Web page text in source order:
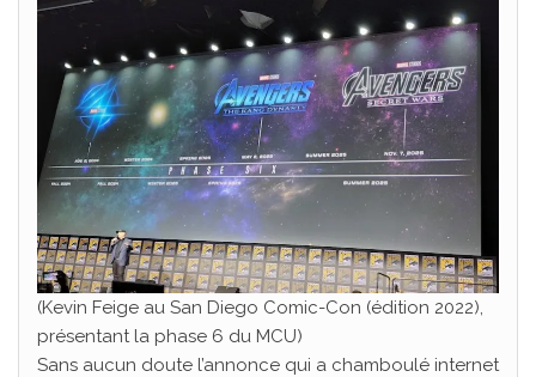
(Kevin Feige au San Diego Comic-Con (édition 2022),
présentant la phase 6 du MCU)
Sans aucun doute l’annonce qui a chamboulé internet